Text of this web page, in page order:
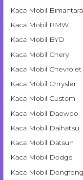
Kaca Mobil Bimantara
Kaca Mobil BMW
Kaca Mobil BYD
Kaca Mobil Chery
Kaca Mobil Chevrolet
Kaca Mobil Chrysler
Kaca Mobil Custom
Kaca Mobil Daewoo
Kaca Mobil Daihatsu
Kaca Mobil Datsun
Kaca Mobil Dodge
Kaca Mobil